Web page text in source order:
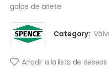
golpe de ariete
Category:
Añadir a la lista de deseos